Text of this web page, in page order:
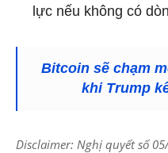
lực nếu không có
Bitcoin sẽ chạm
khi Trump
Disclaimer: Nghị quyết số